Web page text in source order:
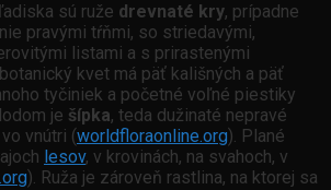
sú ruže drevnaté kry, prípadne
pravými tŕňmi, so striedavými,
listami a s prirastenými
kvet má päť kališných a päť
tyčiniek a početné voľné piestiky
je šípka, teda dužinaté nepravé
vnútri (worldfloraonline.org). Plané
lesov, v krovinách, na svahoch, v
). Ruža je zároveň rastlina, na ktorej sa